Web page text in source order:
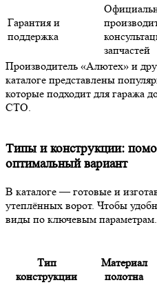
Гарантия и
поддержка
запчастей
Производитель «Алютех» и
каталоге представлены
которые подходит для гаража
СТО.
Типы и конструкции:
оптимальный вариант
В каталоге —готовые и
утеплённых ворот. Чтобы
виды по ключевым параметрам.
Тип
конструкции
Материал
полотна